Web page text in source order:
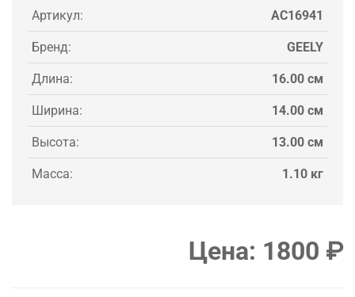
Артикул: AC16941
Бренд: GEELY
Длина: 16.00 см
Ширина: 14.00 см
Высота: 13.00 см
Масса: 1.10 кг
Цена: 1800 ₽